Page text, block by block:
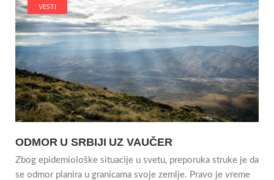
VESTI
ODMOR U SRBIJI UZ VAUČER
Zbog epidemiološke situacije u svetu, preporuka struke je da
se odmor planira u granicama svoje zemlje. Pravo je vreme